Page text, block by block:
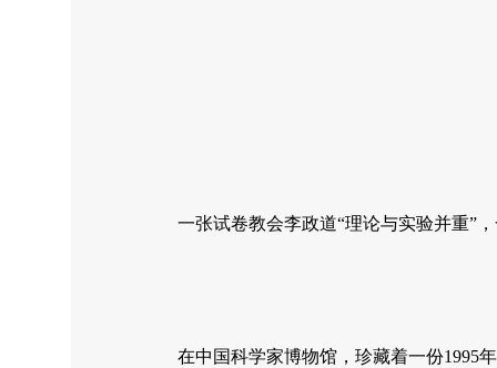
一张试卷教会李政道“理论与实验并重”
在中国科学家博物馆，珍藏着一份1995